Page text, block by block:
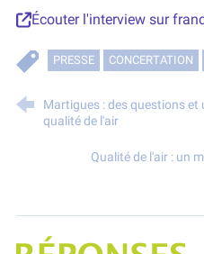
Écouter l'interview sur
PRESSE CONCERTATION
Martigues : des questions et
qualité de l'air
Qualité de l'air : un
Projet Réponses - Réduire les